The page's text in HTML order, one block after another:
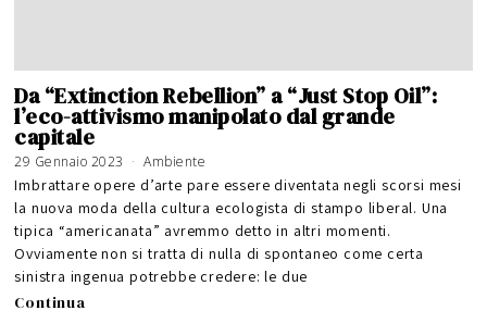
Da “Extinction Rebellion” a “Just Stop Oil”:
l’eco-attivismo manipolato dal grande
capitale
29 Gennaio 2023 Ambiente
Imbrattare opere d’arte pare essere diventata negli scorsi mesi
la nuova moda della cultura ecologista di stampo liberal. Una
tipica “americanata” avremmo detto in altri momenti.
Ovviamente non si tratta di nulla di spontaneo come certa
sinistra ingenua potrebbe credere: le due
Continua